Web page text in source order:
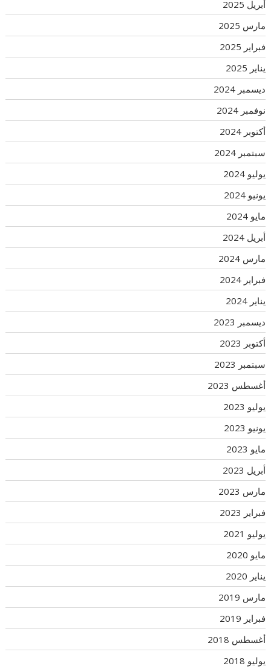
أبريل 2025
مارس 2025
فبراير 2025
يناير 2025
ديسمبر 2024
نوفمبر 2024
أكتوبر 2024
سبتمبر 2024
يوليو 2024
يونيو 2024
مايو 2024
أبريل 2024
مارس 2024
فبراير 2024
يناير 2024
ديسمبر 2023
أكتوبر 2023
سبتمبر 2023
أغسطس 2023
يوليو 2023
يونيو 2023
مايو 2023
أبريل 2023
مارس 2023
فبراير 2023
يوليو 2021
مايو 2020
يناير 2020
مارس 2019
فبراير 2019
أغسطس 2018
يوليو 2018